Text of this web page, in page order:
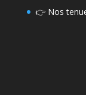
👉 Nos